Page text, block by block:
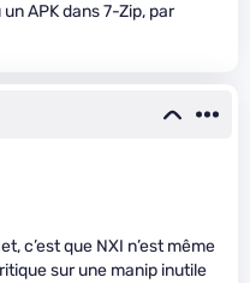
APK dans 7-Zip, par
c’est que NXI n’est même
sur une manip inutile